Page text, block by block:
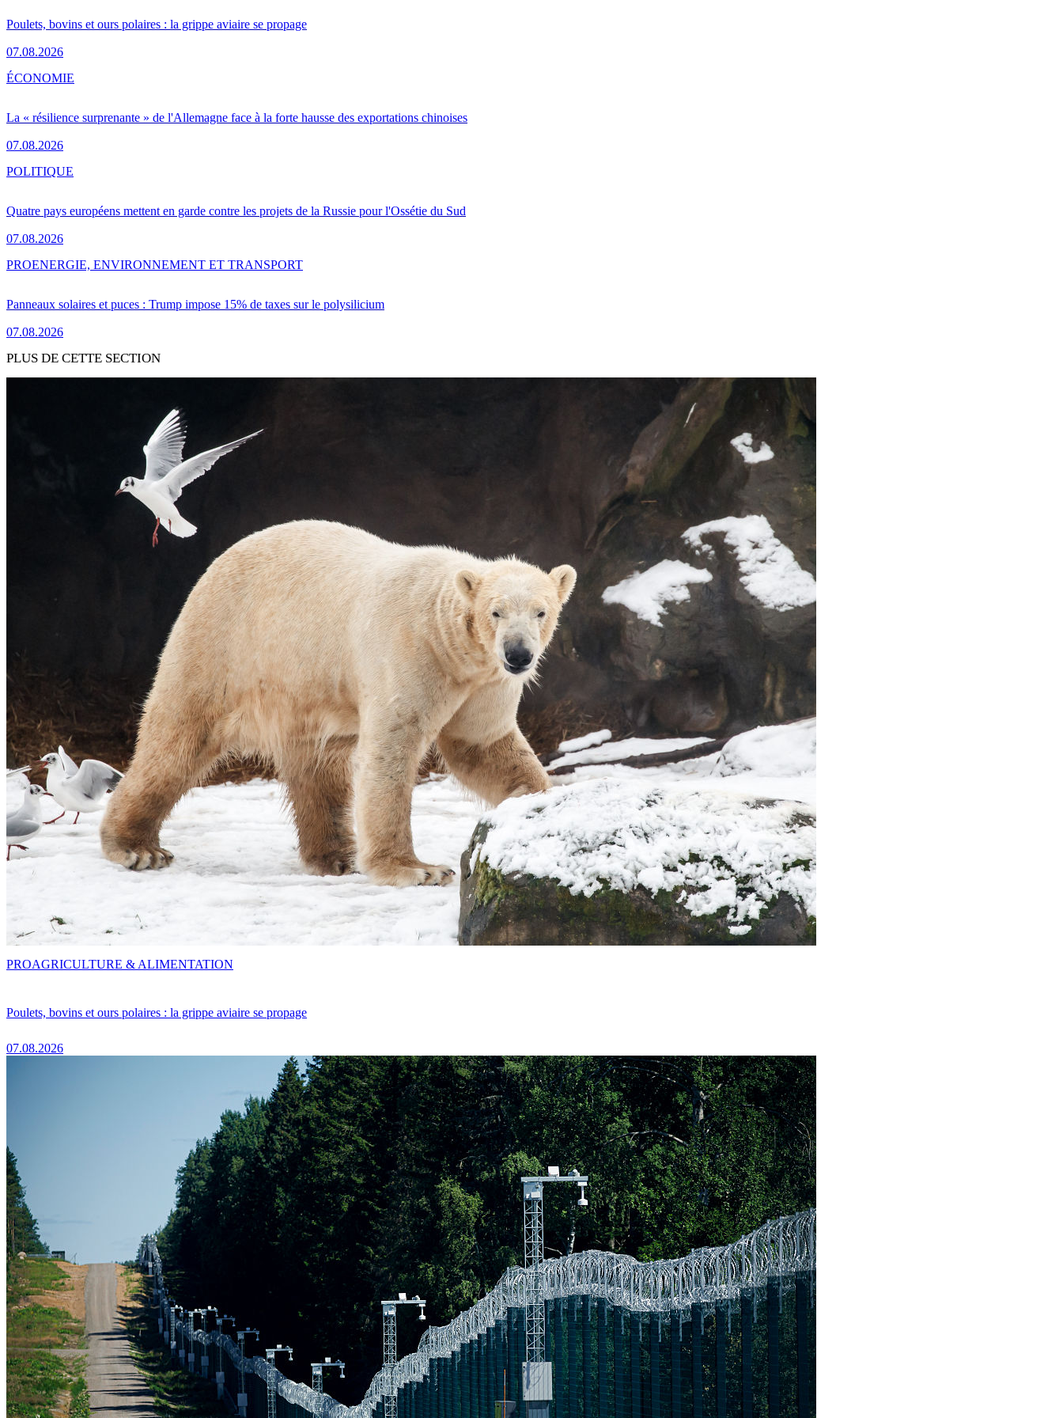
Poulets, bovins et ours polaires : la grippe aviaire se propage
07.08.2026
La « résilience surprenante » de l'Allemagne face à la forte hausse des exportations chinoises
07.08.2026
ÉCONOMIE
Quatre pays européens mettent en garde contre les projets de la Russie pour l'Ossétie du Sud
07.08.2026
POLITIQUE
Panneaux solaires et puces : Trump impose 15% de taxes sur le polysilicium
07.08.2026
PROENERGIE, ENVIRONNEMENT ET TRANSPORT
PLUS DE CETTE SECTION
Poulets, bovins et ours polaires : la grippe aviaire se propage
07.08.2026
PROAGRICULTURE & ALIMENTATION